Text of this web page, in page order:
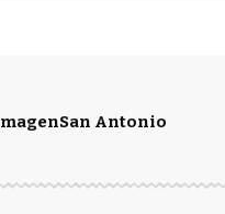
San Antonio